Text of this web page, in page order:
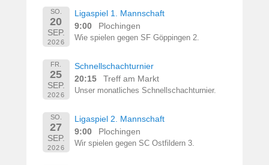
SO.
20
SEP.
2026
Ligaspiel 1. Mannschaft
9:00
Plochingen
Wie spielen gegen SF Göppingen 2.
FR.
25
SEP.
2026
Schnellschachturnier
20:15
Treff am Markt
Unser monatliches Schnellschachturnier.
SO.
27
SEP.
2026
Ligaspiel 2. Mannschaft
9:00
Plochingen
Wir spielen gegen SC Ostfildern 3.